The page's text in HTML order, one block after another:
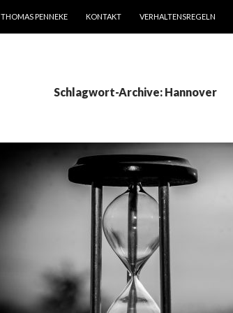
THOMAS PENNEKE KONTAKT VERHALTENSREGELN
Schlagwort-Archive: Hannover